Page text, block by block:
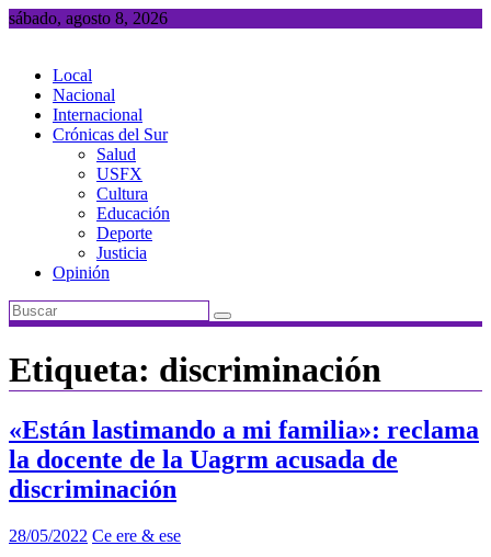
Saltar
sábado, agosto 8, 2026
Local
Nacional
Internacional
Crónicas del Sur
Salud
USFX
Cultura
Educación
Deporte
Justicia
Opinión
Etiqueta: discriminación
«Están lastimando a mi familia»: reclama
la docente de la Uagrm acusada de
discriminación
28/05/2022 Ce ere & ese